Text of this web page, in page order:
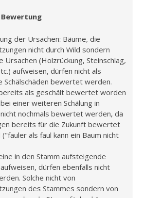
der Ursachen: Bäume, die
nicht durch Wild sondern
Ursachen (Holzrückung, Steinschlag,
aufweisen, dürfen nicht als
Schälschäden bewertet werden.
als geschält bewertet worden
einer weiteren Schälung in
nochmals bewertet werden, da
bereits für die Zukunft bewertet
als faul kann ein Baum nicht
in den Stamm aufsteigende
dürfen ebenfalls nicht
Solche nicht von
des Stammes sondern von